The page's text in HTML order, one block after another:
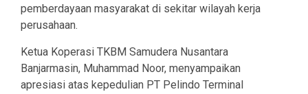
pemberdayaan masyarakat di sekitar wilayah kerja
perusahaan.
Ketua Koperasi TKBM Samudera Nusantara
Banjarmasin, Muhammad Noor, menyampaikan
apresiasi atas kepedulian PT Pelindo Terminal